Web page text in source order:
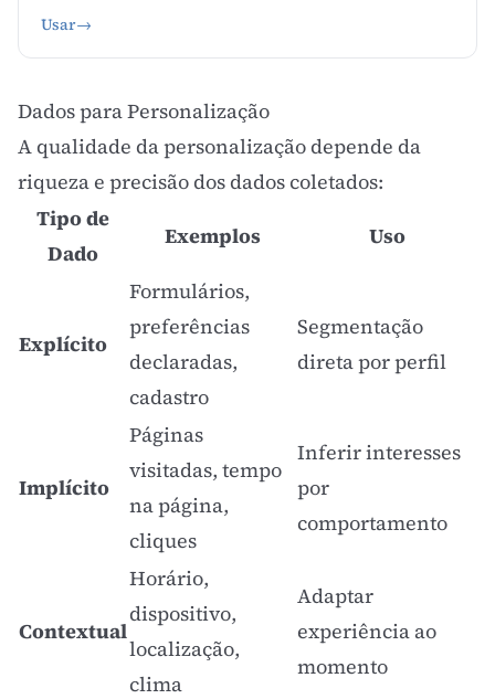
Usar→
Dados para Personalização
A qualidade da personalização depende da
riqueza e precisão dos dados coletados:
Tipo de
Dado
Exemplos Uso
Explícito
Formulários,
preferências
declaradas,
cadastro
Segmentação
direta por perfil
Implícito
Páginas
visitadas, tempo
na página,
cliques
Inferir interesses
por
comportamento
Contextual
Horário,
dispositivo,
localização,
clima
Adaptar
experiência ao
momento